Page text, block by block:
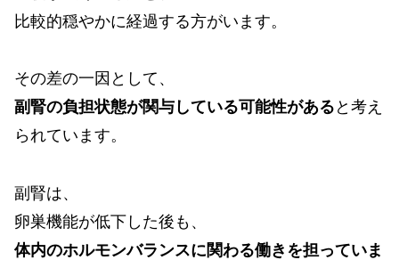
比較的穏やかに経過する方がいます。
その差の一因として、
副腎の負担状態が関与している可能性がある と考え
られています。
副腎は、
卵巣機能が低下した後も、
体内のホルモンバランスに関わる働きを担っていま